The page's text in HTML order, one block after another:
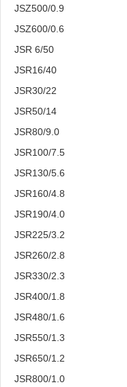
JSZ500/0.9
JSZ600/0.6
JSR 6/50
JSR16/40
JSR30/22
JSR50/14
JSR80/9.0
JSR100/7.5
JSR130/5.6
JSR160/4.8
JSR190/4.0
JSR225/3.2
JSR260/2.8
JSR330/2.3
JSR400/1.8
JSR480/1.6
JSR550/1.3
JSR650/1.2
JSR800/1.0